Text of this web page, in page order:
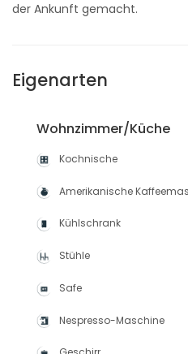
der Ankunft gemacht.
Eigenarten
Wohnzimmer/Küche
Kochnische
Amerikanische
Kühlschrank
Stühle
Safe
Nespresso-Maschine